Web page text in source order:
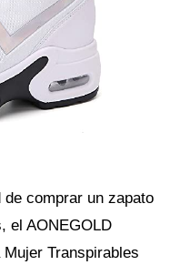
comprar un zapato
el AONEGOLD
Transpirables